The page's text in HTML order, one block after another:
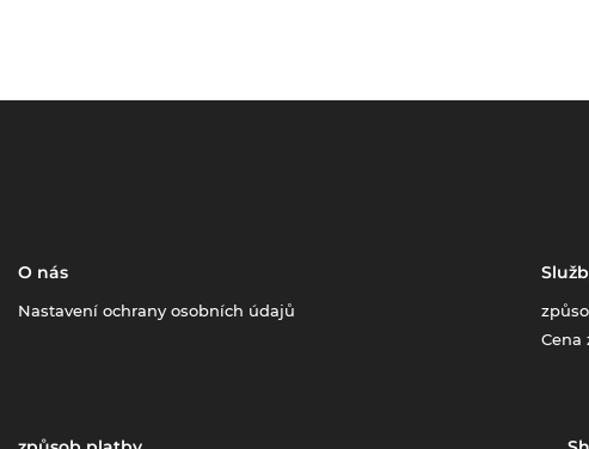
O nás
Nastavení ochrany osobních údajů
Cena